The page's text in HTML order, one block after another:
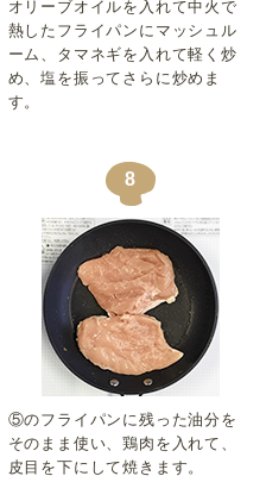
オリーブオイルを入れて中火で
熱したフライパンにマッシュル
ーム、タマネギを入れて軽く炒
め、塩を振ってさらに炒めま
す。
8
⑤のフライパンに残った油分を
そのまま使い、鶏肉を入れて、
皮目を下にして焼きます。